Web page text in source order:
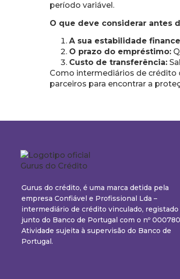
período variável.
O que deve considerar antes
A sua estabilidade
O prazo do empréstimo:
Custo de transferência:
Como intermediários de crédito
parceiros para encontrar a
Gurus do crédito, é uma marca detida pela
empresa Confiável e Profissional Lda –
intermediário de crédito vinculado, registado
junto do Banco de Portugal com o nº
Atividade sujeita à supervisão do Banco de
Portugal.